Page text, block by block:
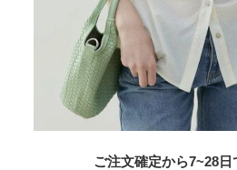
ご注文確定から7~28日